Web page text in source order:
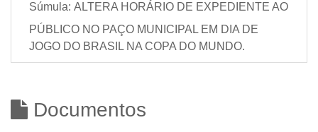
Súmula: ALTERA HORÁRIO DE EXPEDIENTE AO
PÚBLICO NO PAÇO MUNICIPAL EM DIA DE
JOGO DO BRASIL NA COPA DO MUNDO.
Documentos